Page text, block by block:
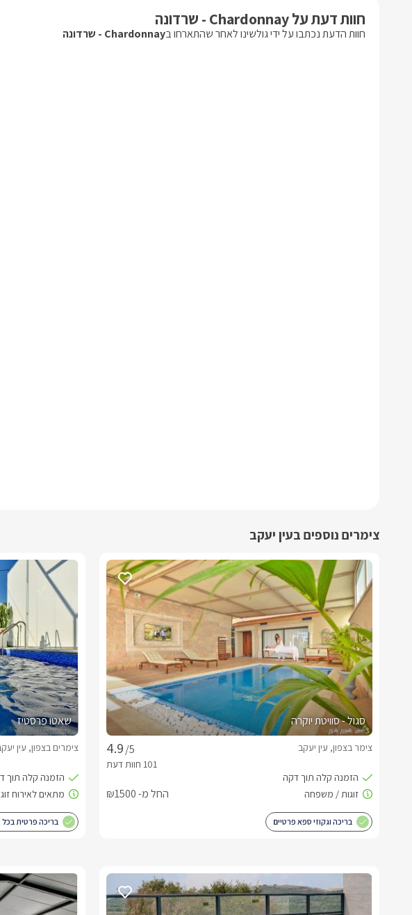
חוות דעת על Chardonnay - שרדונה
חוות הדעת נכתבו על ידי גולשינו לאחר שהתארחו בChardonnay - שרדונה
צימרים נוספים בעין יעקב
סגול - סוויטת יוקרה
/5
צימר בצפון, עין יעקב
החל מ- ₪1500
בריכה וגקוזי ספא פרטיים
שאטו פרסטיז
צימרים בצפון, עין
בריכה פרטית בכל